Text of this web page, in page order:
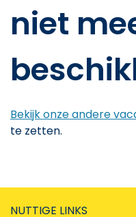
niet
Bekijk onze andere
te zetten.
NUTTIGE LINKS